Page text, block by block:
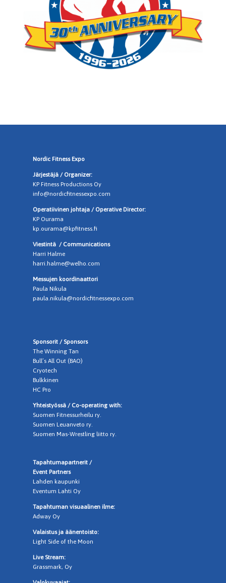
Nordic Fitness Expo
Järjestäjä / Organizer:
KP Fitness Productions Oy
info@nordicfitnessexpo.com
Operatiivinen johtaja / Operative Director:
KP Ourama
kp.ourama@kpfitness.fi
Viestintä / Communications
Harri Halme
harri.halme@welho.com
Messujen koordinaattori
Paula Nikula
paula.nikula@nordicfitnessexpo.com
Sponsorit / Sponsors
The Winning Tan
Bull’s All Out (BAO)
Cryotech
Bulkkinen
HC Pro
Yhteistyössä / Co-operating with:
Suomen Fitnessurheilu ry.
Suomen Leuanveto ry.
Suomen Mas-Wrestling liitto ry.
Tapahtumapartnerit /
Event Partners
Lahden kaupunki
Eventum Lahti Oy
Tapahtuman visuaalinen ilme:
Adway Oy
Valaistus ja äänentoisto:
Light Side of the Moon
Live Stream:
Grassmark, Oy